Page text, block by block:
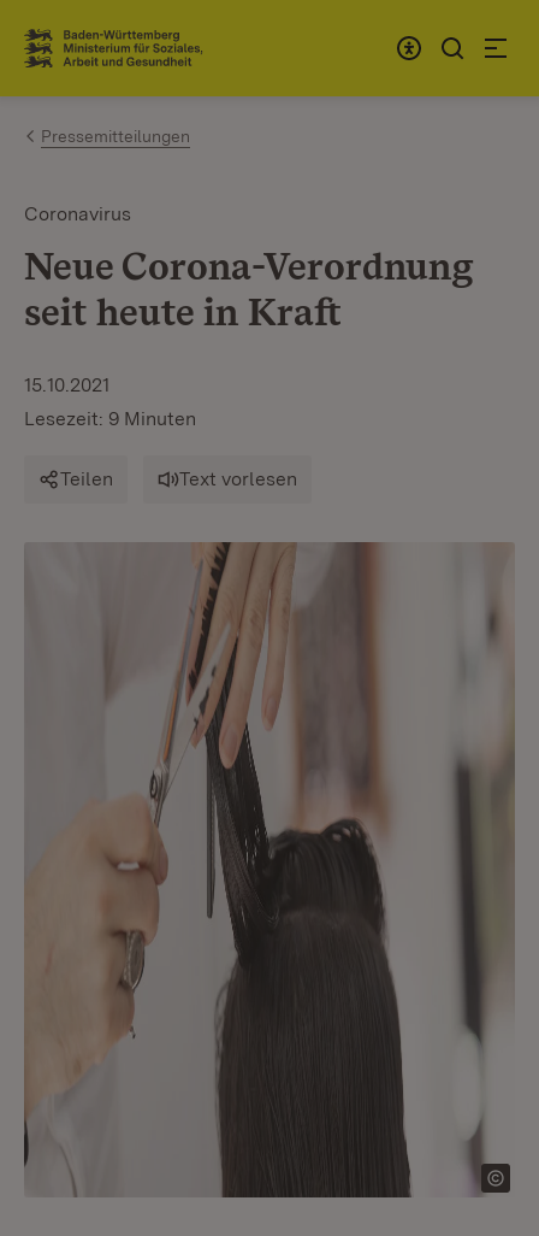
Zum Inhalt springen
Link zur Startseite
Pressemitteilungen
Coronavirus
Neue Corona-Verordnung
seit heute in Kraft
15.10.2021
Lesezeit: 9 Minuten
Teilen Text vorlesen